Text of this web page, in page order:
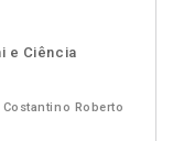
e Ciência
Roberto